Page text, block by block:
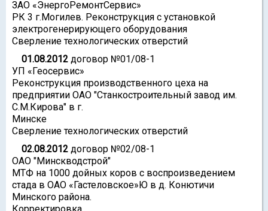
ЗАО «ЭнергоРемонтСервис»
РК 3 г.Могилев. Реконструкция с установкой
электрогенерирующего оборудования
Сверление технологических отверстий
01.08.2012 договор №01/08-1
УП «Геосервис»
Реконструкция производственного цеха на
предприятии ОАО "Станкостроительный завод им.
С.М.Кирова" в г.
Минске
Сверление технологических отверстий
02.08.2012 договор №02/08-1
ОАО "Минскводстрой"
МТФ на 1000 дойных коров с воспроизведением
стада в ОАО «Гастеловское»Ю в д. Конютичи
Минского района.